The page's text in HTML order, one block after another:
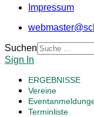
Impressum
Suchen
Sign In
ERGEBNISSE
Vereine
Terminliste